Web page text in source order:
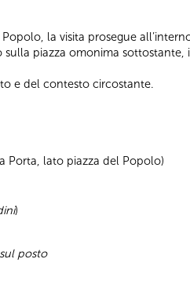
la visita prosegue
piazza omonima
e del contesto circostante.
Porta, lato piazza del Popolo)
)
posto